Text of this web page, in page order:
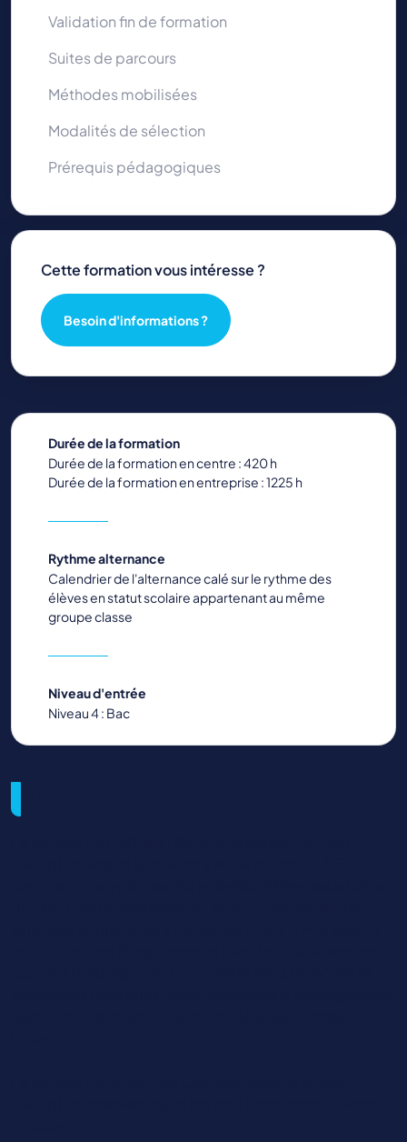
Durée de la formation
Durée de la formation en centre : 420 h
Durée de la formation en entreprise : 1225 h
Rythme alternance
Calendrier de l'alternance calé sur le rythme des
élèves en statut scolaire appartenant au même
groupe classe
Niveau d'entrée
Niveau 4 : Bac
Validation fin de formation
Suites de parcours
Méthodes mobilisées
Modalités de sélection
Prérequis pédagogiques
Cette formation vous intéresse ?
Besoin d'informations ?